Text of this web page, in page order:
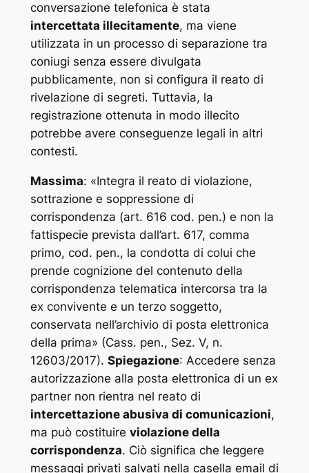
conversazione telefonica è stata
intercettata illecitamente, ma viene
utilizzata in un processo di separazione tra
coniugi senza essere divulgata
pubblicamente, non si configura il reato di
rivelazione di segreti. Tuttavia, la
registrazione ottenuta in modo illecito
potrebbe avere conseguenze legali in altri
contesti.
Massima: «Integra il reato di violazione,
sottrazione e soppressione di
corrispondenza (art. 616 cod. pen.) e non la
fattispecie prevista dall’art. 617, comma
primo, cod. pen., la condotta di colui che
prende cognizione del contenuto della
corrispondenza telematica intercorsa tra la
ex convivente e un terzo soggetto,
conservata nell’archivio di posta elettronica
della prima» (Cass. pen., Sez. V, n.
12603/2017). Spiegazione: Accedere senza
autorizzazione alla posta elettronica di un ex
partner non rientra nel reato di
intercettazione abusiva di comunicazioni,
ma può costituire violazione della
corrispondenza. Ciò significa che leggere
messaggi privati salvati nella casella email di